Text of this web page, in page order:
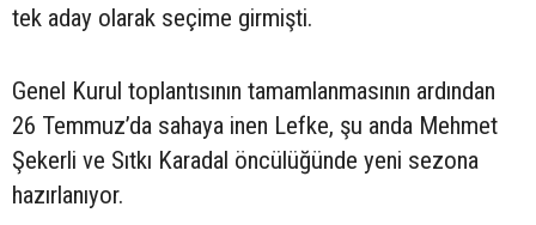
tek aday olarak seçime girmişti.
Genel Kurul toplantısının tamamlanmasının ardından
26 Temmuz’da sahaya inen Lefke, şu anda Mehmet
Şekerli ve Sıtkı Karadal öncülüğünde yeni sezona
hazırlanıyor.